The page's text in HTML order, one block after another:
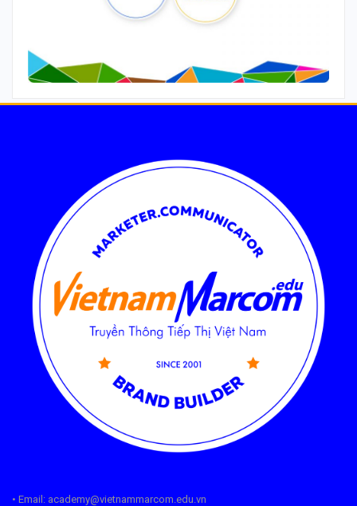
• Email: academy@vietnammarcom.edu.vn